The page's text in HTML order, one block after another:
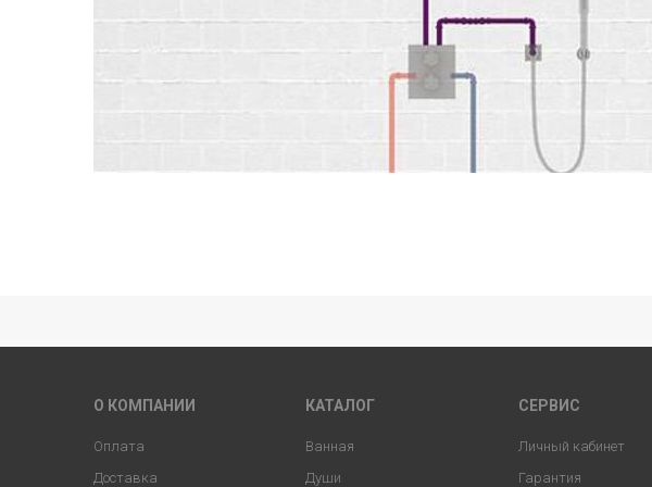
О КОМПАНИИ
Оплата
Доставка
КАТАЛОГ
Ванная
Души
СЕРВИС
Личный кабинет
Гарантия